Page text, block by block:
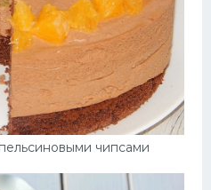
чипсами